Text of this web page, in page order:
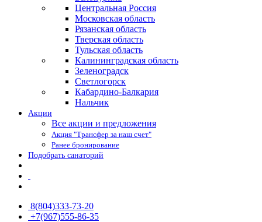
Центральная Россия
Московская область
Рязанская область
Тверская область
Тульская область
Калининградская область
Зеленоградск
Светлогорск
Кабардино-Балкария
Нальчик
Акции
Все акции и предложения
Акция "Трансфер за наш счет"
Ранее бронирование
Подобрать санаторий
8(804)333-73-20
+7(967)555-86-35